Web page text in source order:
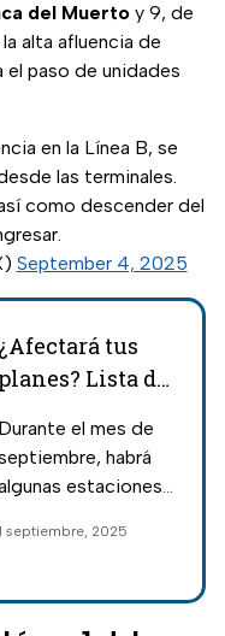
del Muerto y 9, de
alta afluencia de
el paso de unidades
en la Línea B, se
las terminales.
como descender del
September 4, 2025
¿Afectará tus
planes? Lista de
del Metro CDMX
que estarán
septiembre
Durante el mes de
habrá
estaciones
que permanecerán
trabajos de
reparación que
1 septiembre, 2025